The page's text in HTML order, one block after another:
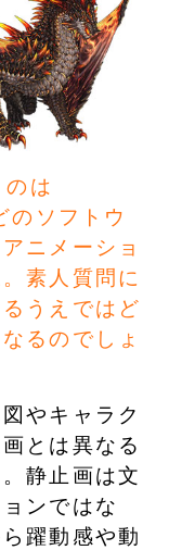
は
のソフトウ
ニメーショ
素人質問に
うえではど
るのでしょ
やキャラク
とは異なる
静止画は文
ンではな
躍動感や動